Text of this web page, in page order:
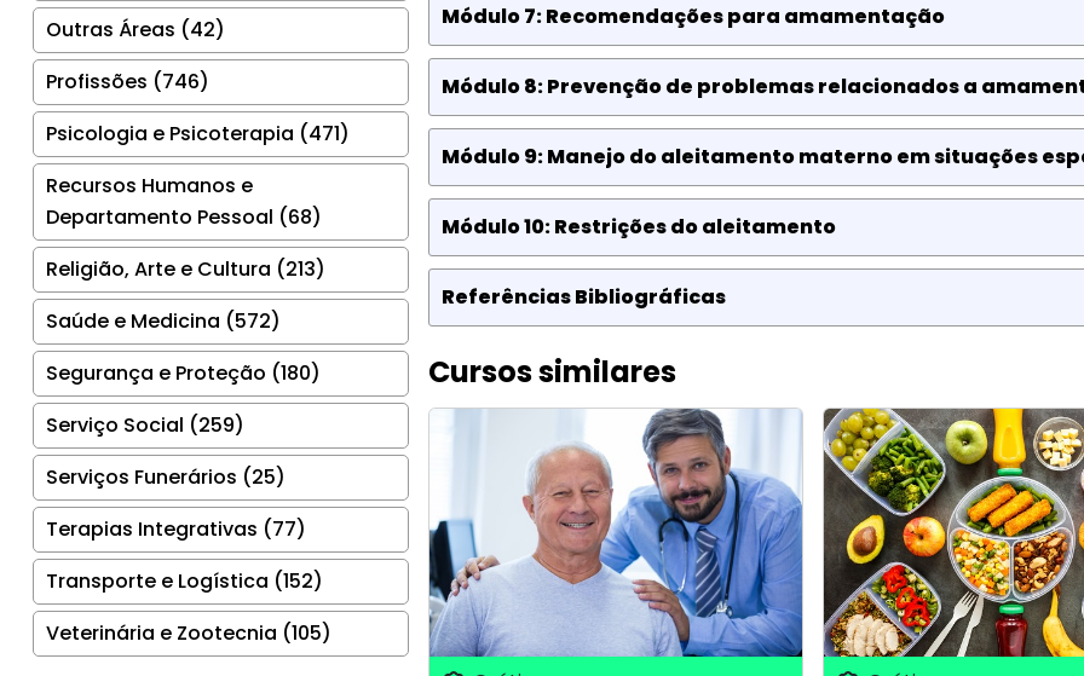
Outras Áreas (42)
Profissões (746)
Psicologia e Psicoterapia (471)
Recursos Humanos e
Departamento Pessoal (68)
Religião, Arte e Cultura (213)
Saúde e Medicina (572)
Segurança e Proteção (180)
Serviço Social (259)
Serviços Funerários (25)
Terapias Integrativas (77)
Transporte e Logística (152)
Veterinária e Zootecnia (105)
Módulo 7: Recomendações para amamentação
Módulo 8: Prevenção de problemas relacionados a
Módulo 9: Manejo do aleitamento materno em situações
Módulo 10: Restrições do aleitamento
Referências Bibliográficas
Cursos similares